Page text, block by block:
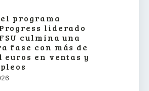
el programa
liderado
culmina una
fase con más de
euros en ventas y